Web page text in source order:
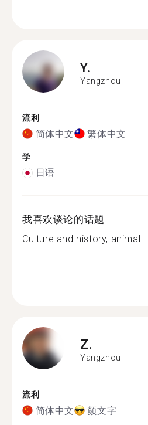
Y.
Yangzhou
流利
简体中文 繁体中文
学
日语
我喜欢谈论的话题
Culture and history, animal...
Z.
Yangzhou
流利
简体中文 颜文字